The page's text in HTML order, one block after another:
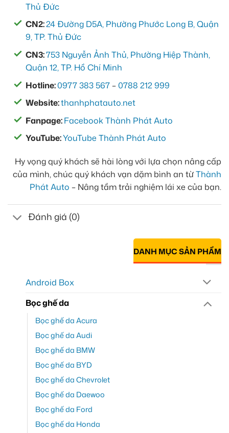
Thủ Đức
CN2:24 Đường D5A, Phường Phước Long B, Quận
9, TP. Thủ Đức
CN3:753 Nguyễn Ảnh Thủ, Phường Hiệp Thành,
Quận 12, TP. Hồ Chí Minh
Hotline:0977 383 567 –0788 212 999
Website:thanhphatauto.net
Fanpage:Facebook Thành Phát Auto
YouTube:YouTube Thành Phát Auto
Hy vọng quý khách sẽ hài lòng với lựa chọn nâng cấp
của mình, chúc quý khách vạn dặm bình an từThành
Phát Auto – Nâng tầm trải nghiệm lái xe của bạn.
Đánh giá (0)
DANH MỤC SẢN PHẨM
Android Box
Bọc ghế da
Bọc ghế da Acura
Bọc ghế da Audi
Bọc ghế da BMW
Bọc ghế da BYD
Bọc ghế da Chevrolet
Bọc ghế da Daewoo
Bọc ghế da Ford
Bọc ghế da Honda